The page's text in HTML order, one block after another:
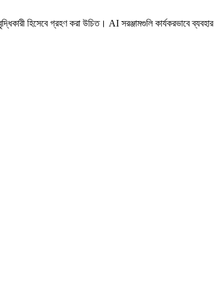
হিসেবে গ্রহণ করা উচিত। AI সরঞ্জামগুলি কার্যকরভাবে